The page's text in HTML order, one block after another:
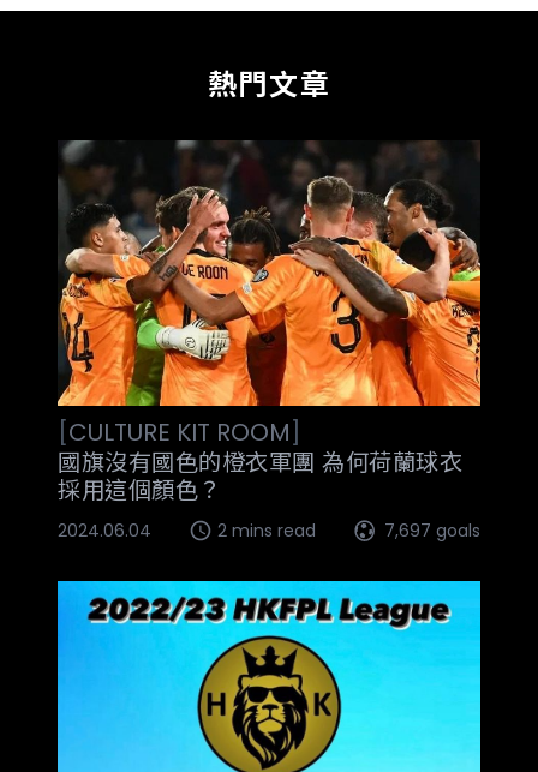
熱門文章
[CULTURE KIT ROOM]
國旗沒有國色的橙衣軍團 為何荷蘭球衣
採用這個顏色？
2024.06.04 2 mins read 7,697 goals